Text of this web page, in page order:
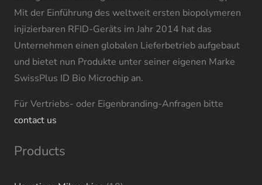
Mit der Einführung des weltweit ersten biopolymeren
injizierbaren RFID-Geräts im Jahr 2014 hat das
Unternehmen einen globalen Lieferbetrieb aufgebaut
und bietet nun Produkte unter seiner eigenen Marke
SwissPlus ID Bio Microchip an.
Für Vertriebs- oder Eigenbranding-Anfragen bitte
contact us
Products